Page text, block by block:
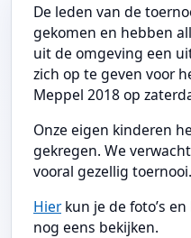
De leden van de
gekomen en hebben
uit de omgeving een
zich op te geven voor
Meppel 2018 op
Onze eigen kinderen
gekregen. We
vooral gezellig toernooi.
Hierkun je de foto’s
nog eens bekijken.